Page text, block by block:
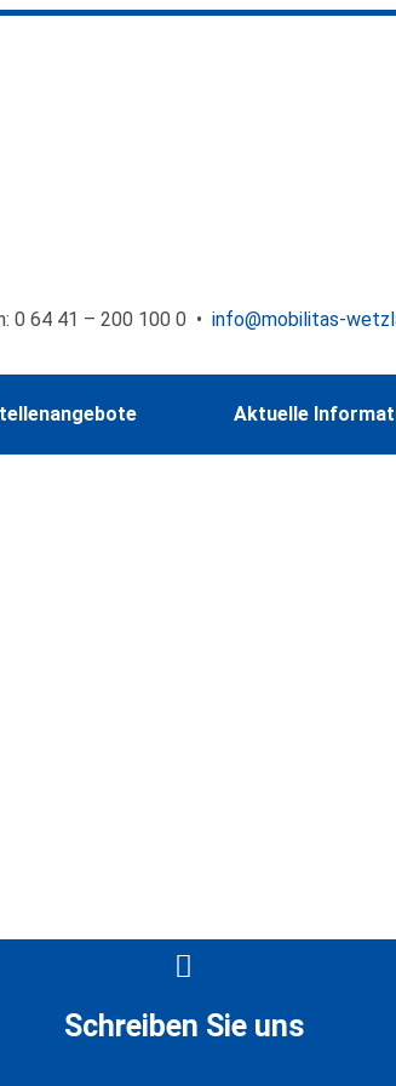
0 64 41 – 200 100 0 • info@mobilitas-
Aktuelle
Schreiben Sie uns